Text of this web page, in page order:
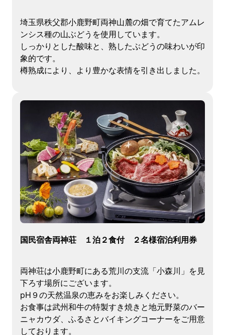
埼玉県秩父郡小鹿野町両神山麓の畑で育てたアムレ
ンシス種の山ぶどうを使用しています。
しっかりとした酸味と、熟したぶどうの味わいが印
象的です。
樽熟成により、より豊かな表情を引き出しました。
国民宿舎両神荘 １泊２食付 ２名様宿泊利用券
両神荘は小鹿野町にある荒川の支流「小森川」を見
下ろす場所にございます。
pH９の天然温泉の恵みをお楽しみください。
お食事は武州和牛の特製すき焼きと地元野菜のバー
ニャカウダ、ふるさとバイキングコーナーをご用意
しております。